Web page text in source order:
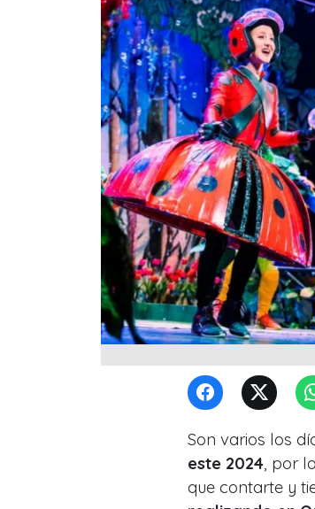
Son varios los
este 2024 , por
que contarte y